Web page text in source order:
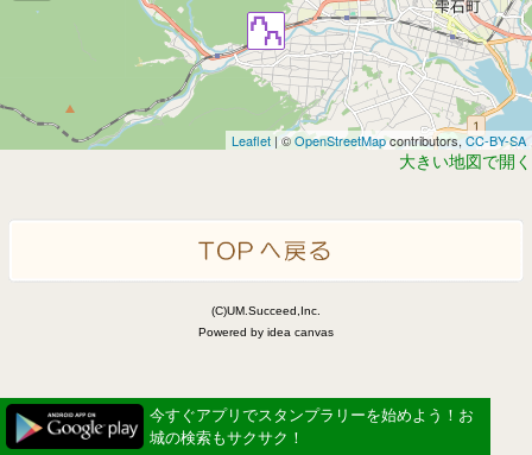
Leaflet | ©OpenStreetMapcontributors,CC-BY-SA
大きい地図で開く
(C)UM.Succeed,Inc.
Powered by idea canvas
今すぐアプリでスタンプラリーを始めよう！お
城の検索もサクサク！